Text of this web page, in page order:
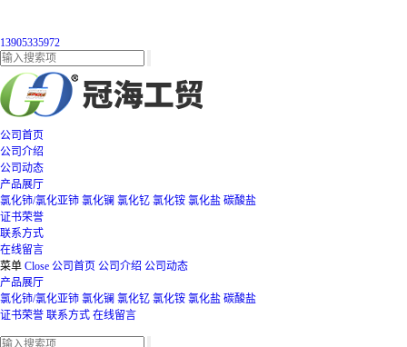
13905335972
公司首页
公司介绍
公司动态
产品展厅
氯化铈/氯化亚铈 氯化镧 氯化钇 氯化铵 氯化盐 碳酸盐
证书荣誉
联系方式
在线留言
菜单 Close 公司首页 公司介绍 公司动态
产品展厅
氯化铈/氯化亚铈 氯化镧 氯化钇 氯化铵 氯化盐 碳酸盐
证书荣誉 联系方式 在线留言